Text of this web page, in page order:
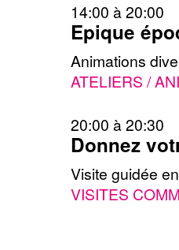
14:00 à 20:00
Epique
Animations
ATELIERS /
20:00 à 20:30
Donnez
Visite guidée
VISITES